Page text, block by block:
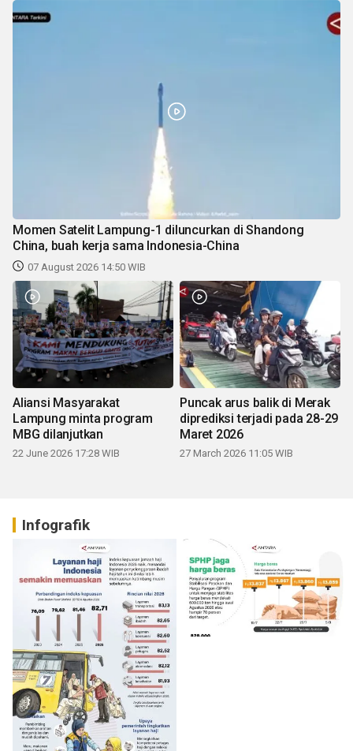
Momen Satelit Lampung-1 diluncurkan di Shandong
China, buah kerja sama Indonesia-China
07 August 2026 14:50 WIB
Aliansi Masyarakat
Lampung minta program
MBG dilanjutkan
22 June 2026 17:28 WIB
Puncak arus balik di Merak
diprediksi terjadi pada 28-29
Maret 2026
27 March 2026 11:05 WIB
Infografik